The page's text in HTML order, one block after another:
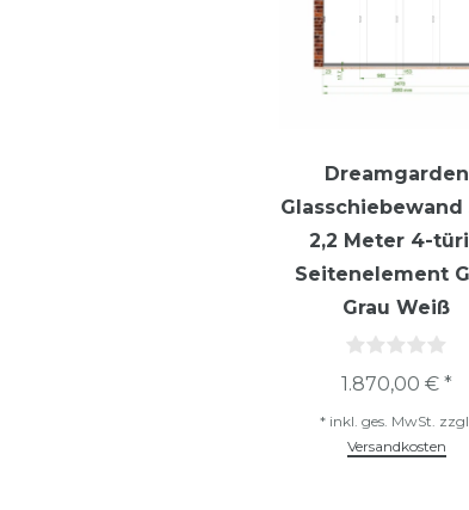
Dreamgarden
Glasschiebewand
2,2 Meter 4-
Seitenelement
Grau Weiß
1.870,00 € *
* inkl. ges. MwSt.
Versandkosten